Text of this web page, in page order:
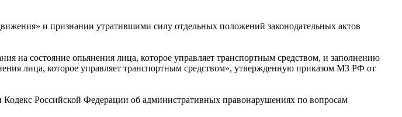
и признании утратившими силу отдельных положений законодательных актов
на состояние опьянения лица, которое управляет транспортным средством, и заполнению
лица, которое управляет транспортным средством», утвержденную приказом МЗ РФ от
Российской Федерации об административных правонарушениях по вопросам